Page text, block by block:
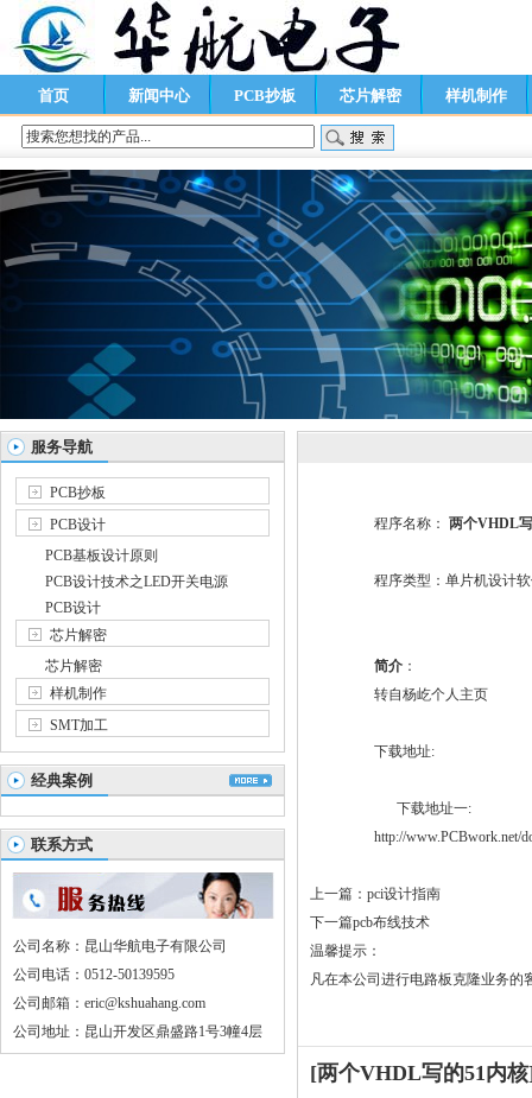
首页 新闻中心 PCB抄板 芯片解密 样机制作
服务导航
PCB抄板
PCB设计
PCB基板设计原则
PCB设计技术之LED开关电源
PCB设计
芯片解密
芯片解密
样机制作
SMT加工
经典案例
联系方式
公司名称：昆山华航电子有限公司
公司电话：0512-50139595
公司邮箱：eric@kshuahang.com
公司地址：昆山开发区鼎盛路1号3幢4层
程序名称： 两个VHDL
程序类型：单片机设计
简介：
转自杨屹个人主页
下载地址:
下载地址一:
http://www.PCBwork.net/
上一篇： pci设计指南
下一篇pcb布线技术
温馨提示：
凡在本公司进行电路板克隆业务的
[两个VHDL写的51内